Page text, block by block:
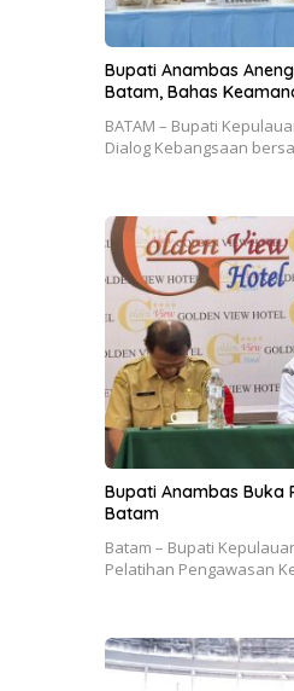
Bupati Anambas
Batam, Bahas
BATAM – Bupati
Dialog Kebangsaan
Bupati Anambas Buka
Batam
Batam – Bupati
Pelatihan Pengawasan